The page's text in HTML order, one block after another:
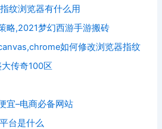
纹浏览器有什么用
略,2021梦幻西游手游搬砖
如何修改浏览器指纹
传奇100区
宜–电商必备网站
台是什么